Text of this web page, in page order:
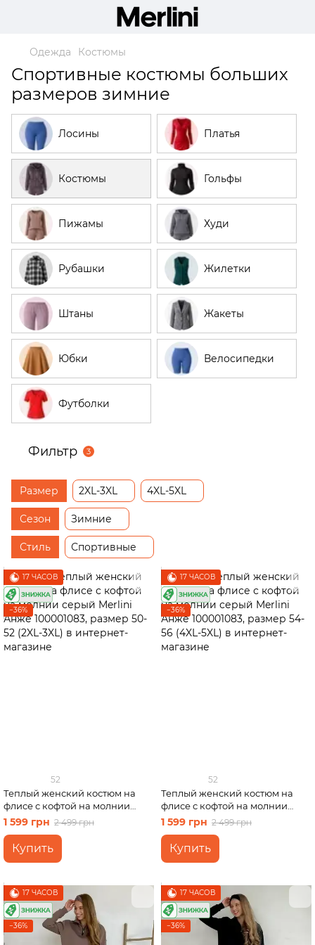
Одежда Костюмы
Спортивные костюмы больших
размеров зимние
Лосины Платья
Костюмы Гольфы
Пижамы Худи
Рубашки Жилетки
Штаны Жакеты
Юбки Велосипедки
Футболки
Фильтр 3
Размер 2XL-3XL 4XL-5XL
Сезон Зимние
Стиль Спортивные
17 ЧАСОВ
−36%
52
Теплый женский костюм на
флисе с кофтой на молнии
серый Merlini Анже 100001083,
размер 50-52 (2XL-3XL)
1 599 грн 2 499 грн
Купить
17 ЧАСОВ
−36%
52
Теплый женский костюм на
флисе с кофтой на молнии
серый Merlini Анже 100001083,
размер 54-56 (4XL-5XL)
1 599 грн 2 499 грн
Купить
17 ЧАСОВ
−36%
17 ЧАСОВ
−36%